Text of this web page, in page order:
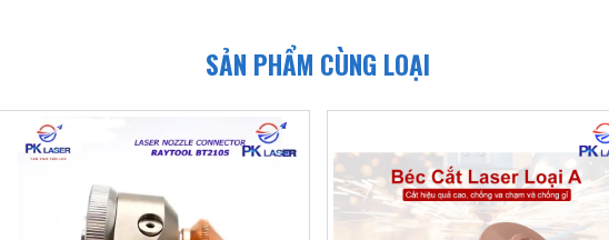
SẢN PHẨM CÙNG LOẠI